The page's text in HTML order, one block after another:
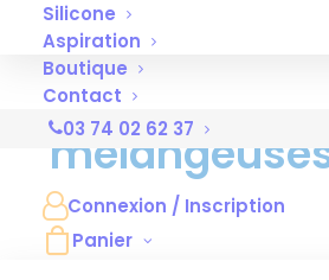
Silicone
Aspiration
Boutique
Contact
03 74 02 62 37
Connexion / Inscription
Panier
Canules
Connectez-vous